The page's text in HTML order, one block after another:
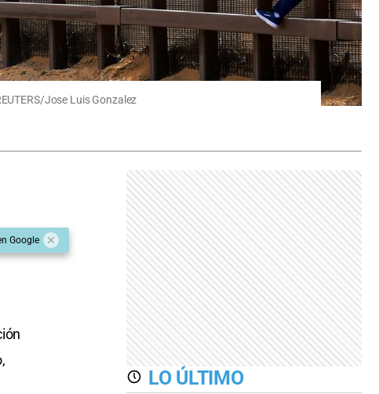
Jose Luis Gonzalez
Google
LO ÚLTIMO